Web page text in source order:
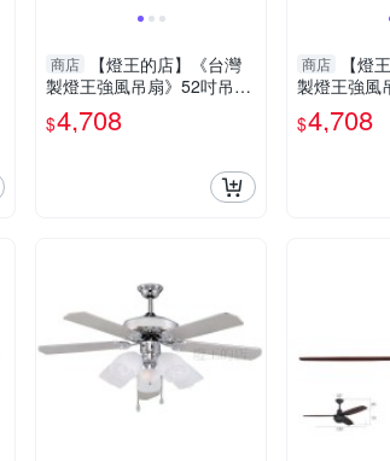
商店
【燈王的店】《台灣
製燈王強風吊扇》52吋吊扇
+吊扇燈2燈 附遙控器(馬達
保固十年) KS-133G
$4,708
商店
【燈
製燈王強風
+吊扇燈2
保固十年)
$4,708